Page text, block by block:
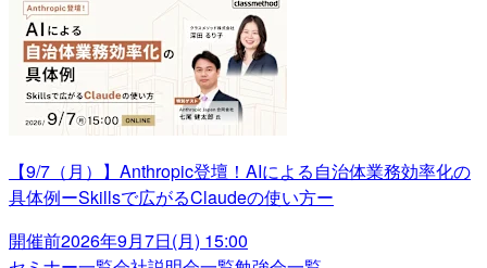
【9/7（月）】Anthropic登壇！AIによる自治体業務効率化の
具体例ーSkillsで広がるClaudeの使い方ー
開催前2026年9月7日(月) 15:00